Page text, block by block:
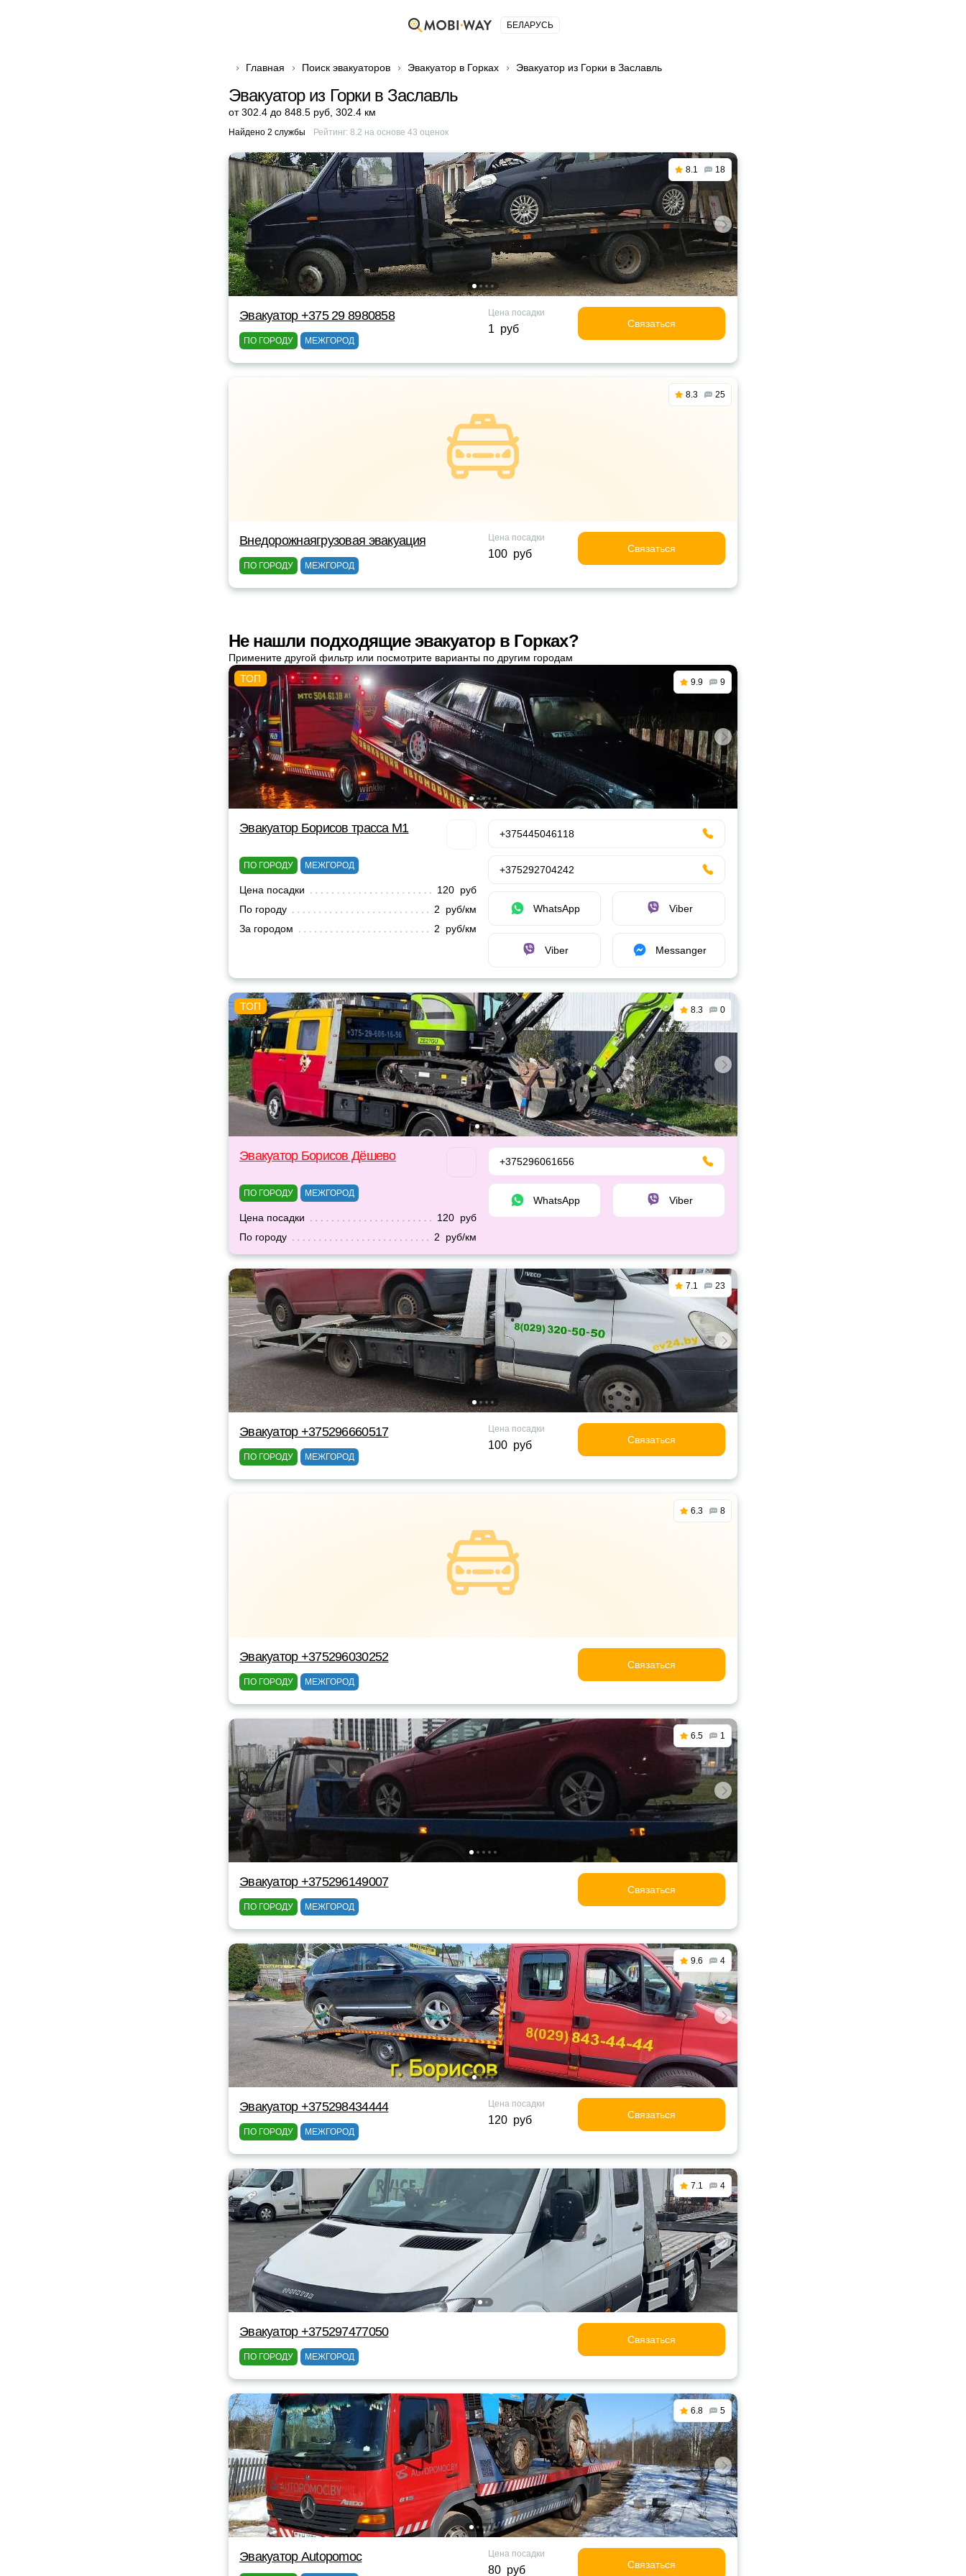
БЕЛАРУСЬ
Главная Поиск эвакуаторов Эвакуатор в Горках Эвакуатор из Горки в Заславль
Эвакуатор из Горки в Заславль
от 302.4 до 848.5 руб 302.4 км
Найдено 2 службы Рейтинг: 8.2 на основе 43 оценок
8.1 18
Эвакуатор +375 29 8980858
ПО ГОРОДУ МЕЖГОРОД
Цена посадки
1 руб Связаться
8.3 25
Внедорожнаягрузовая эвакуация
ПО ГОРОДУ МЕЖГОРОД
Цена посадки
100 руб Связаться
Не нашли подходящие эвакуатор в Горках?
Примените другой фильтр или посмотрите варианты по другим городам
9.9 9
Эвакуатор Борисов трасса М1
ПО ГОРОДУ МЕЖГОРОД
Цена посадки
120 руб
По городу
2 руб/км
За городом
2 руб/км
+375445046118
+375292704242
WhatsApp Viber
Viber Messanger
8.3 0
Эвакуатор Борисов Дёшево
ПО ГОРОДУ МЕЖГОРОД
Цена посадки
120 руб
По городу
2 руб/км
+375296061656
WhatsApp Viber
7.1 23
Эвакуатор +375296660517
ПО ГОРОДУ МЕЖГОРОД
Цена посадки
100 руб Связаться
6.3 8
Эвакуатор +375296030252
ПО ГОРОДУ МЕЖГОРОД
Связаться
6.5 1
Эвакуатор +375296149007
ПО ГОРОДУ МЕЖГОРОД
Связаться
9.6 4
Эвакуатор +375298434444
ПО ГОРОДУ МЕЖГОРОД
Цена посадки
120 руб Связаться
7.1 4
Эвакуатор +375297477050
ПО ГОРОДУ МЕЖГОРОД
Связаться
6.8 5
Эвакуатор Autopomoc Цена посадки
80 руб Связаться